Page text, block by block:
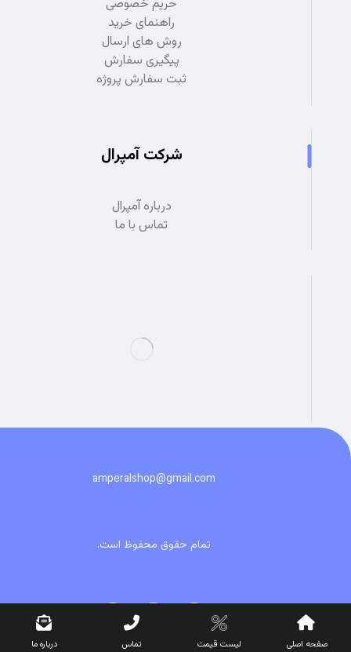
حریم خصوصی
راهنمای خرید
روش های ارسال
پیگیری سفارش
ثبت سفارش پروژه
شرکت آمپرال
درباره آمپرال
تماس با ما
amperalshop@gmail.com
تمام حقوق محفوظ است.
صفحه اصلی لیست قیمت تماس درباره ما